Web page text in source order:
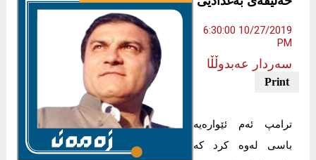
10/27/2019 6:30:00
PM
سه‌ردار عه‌بدوڵڵا
ترامپ ئه‌م ئێواره‌یه‌
باسی له‌وه‌ كرد كه‌